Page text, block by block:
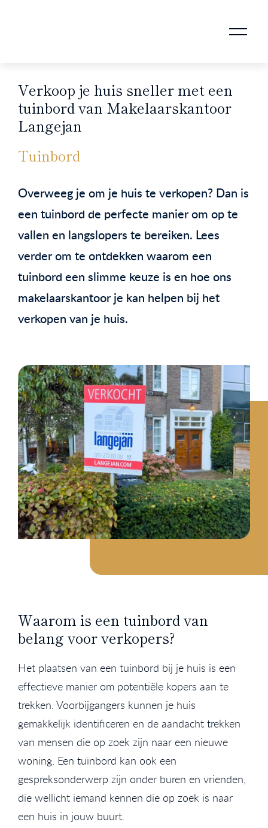
Verkoop je huis sneller met een
tuinbord van Makelaarskantoor
Langejan
Tuinbord
Overweeg je om je huis te verkopen? Dan is
een tuinbord de perfecte manier om op te
vallen en langslopers te bereiken. Lees
verder om te ontdekken waarom een
tuinbord een slimme keuze is en hoe ons
makelaarskantoor je kan helpen bij het
verkopen van je huis.
Waarom is een tuinbord van
belang voor verkopers?
Het plaatsen van een tuinbord bij je huis is een
effectieve manier om potentiële kopers aan te
trekken. Voorbijgangers kunnen je huis
gemakkelijk identificeren en de aandacht trekken
van mensen die op zoek zijn naar een nieuwe
woning. Een tuinbord kan ook een
gespreksonderwerp zijn onder buren en vrienden,
die wellicht iemand kennen die op zoek is naar
een huis in jouw buurt.